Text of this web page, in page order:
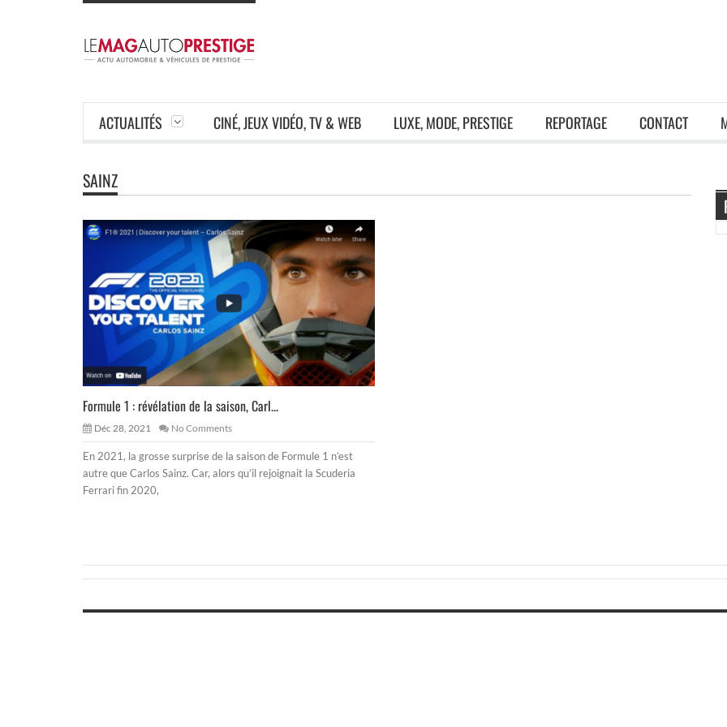
ACTUALITÉS CINÉ, JEUX VIDÉO, TV & WEB LUXE, MODE, PRESTIGE REPORTAGE CONTACT
SAINZ
Formule 1 : révélation de la saison, Carl...
Déc 28, 2021 No Comments
En 2021, la grosse surprise de la saison de Formule 1 n’est
autre que Carlos Sainz. Car, alors qu’il rejoignait la Scuderia
Ferrari fin 2020,